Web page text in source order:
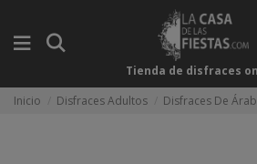
Tienda de disfraces
Inicio Disfraces Adultos Disfraces De